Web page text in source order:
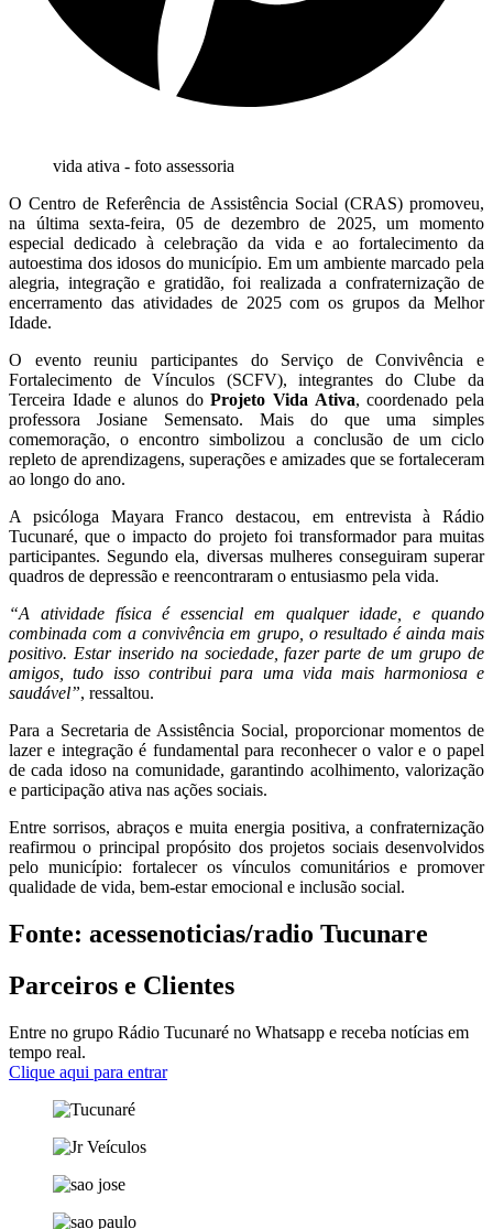
vida ativa - foto assessoria
O Centro de Referência de Assistência Social (CRAS) promoveu,
na última sexta-feira, 05 de dezembro de 2025, um momento
especial dedicado à celebração da vida e ao fortalecimento da
autoestima dos idosos do município. Em um ambiente marcado pela
alegria, integração e gratidão, foi realizada a confraternização de
encerramento das atividades de 2025 com os grupos da Melhor
Idade.
O evento reuniu participantes do Serviço de Convivência e
Fortalecimento de Vínculos (SCFV), integrantes do Clube da
Terceira Idade e alunos doProjeto Vida Ativa, coordenado pela
professora Josiane Semensato. Mais do que uma simples
comemoração, o encontro simbolizou a conclusão de um ciclo
repleto de aprendizagens, superações e amizades que se fortaleceram
ao longo do ano.
A psicóloga Mayara Franco destacou, em entrevista à Rádio
Tucunaré, que o impacto do projeto foi transformador para muitas
participantes. Segundo ela, diversas mulheres conseguiram superar
quadros de depressão e reencontraram o entusiasmo pela vida.
“A atividade física é essencial em qualquer idade, e quando
combinada com a convivência em grupo, o resultado é ainda mais
positivo. Estar inserido na sociedade, fazer parte de um grupo de
amigos, tudo isso contribui para uma vida mais harmoniosa e
saudável”, ressaltou.
Para a Secretaria de Assistência Social, proporcionar momentos de
lazer e integração é fundamental para reconhecer o valor e o papel
de cada idoso na comunidade, garantindo acolhimento, valorização
e participação ativa nas ações sociais.
Entre sorrisos, abraços e muita energia positiva, a confraternização
reafirmou o principal propósito dos projetos sociais desenvolvidos
pelo município: fortalecer os vínculos comunitários e promover
qualidade de vida, bem-estar emocional e inclusão social.
Fonte: acessenoticias/radio Tucunare
Parceiros e Clientes
Entre no grupo Rádio Tucunaré no Whatsapp e receba notícias em
tempo real.
Clique aqui para entrar